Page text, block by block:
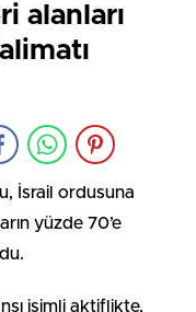
alanları
İsrail ordusuna
yüzde 70’e
isimli aktiflikte,